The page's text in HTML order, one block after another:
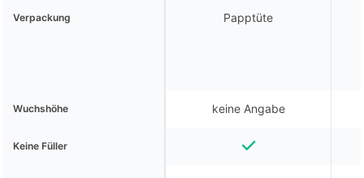
Verpackung Papptüte
Wuchshöhe keine Angabe
Keine Füller